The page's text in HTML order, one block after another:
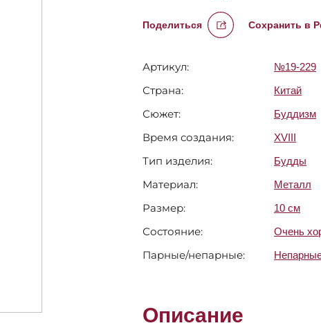
Поделиться Сохранить в
Артикул: №19-229
Страна: Китай
Сюжет: Буддизм
Время создания: XVIII
Тип изделия: Будды
Материал: Металл
Размер: 10 см
Состояние: Очень
Парные/непарные:
Описание